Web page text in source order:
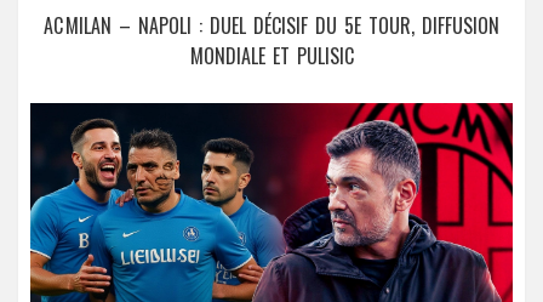
AC MILAN – NAPOLI : DUEL DÉCISIF DU 5E TOUR, DIFFUSION
MONDIALE ET PULISIC